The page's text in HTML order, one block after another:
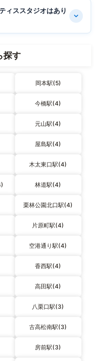
ィススタジオはあり
探す
岡本駅(5)
今橋駅(4)
元山駅(4)
屋島駅(4)
木太東口駅(4)
林道駅(4)
栗林公園北口駅(4)
片原町駅(4)
空港通り駅(4)
香西駅(4)
高田駅(4)
八栗口駅(3)
古高松南駅(3)
房前駅(3)